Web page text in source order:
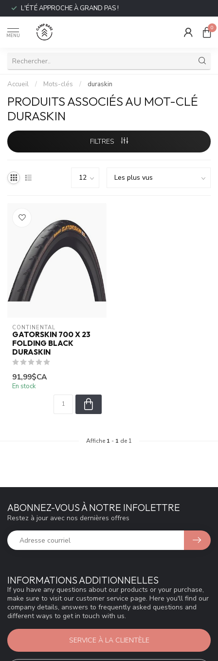
L'ÉTÉ APPROCHE À GRAND PAS !
MENU
0
Accueil / Mots-clés / duraskin
PRODUITS ASSOCIÉS AU MOT-CLÉ
DURASKIN
FILTRES
CONTINENTAL
GATORSKIN 700 X 23
FOLDING BLACK
DURASKIN
91,99$CA
En stock
Affiche 1 - 1 de 1
INFORMATIONS ADDITIONNELLES
If you have any questions about our products or your purchase,
make sure to visit our customer service page. Here you'll find our
company details, answers to frequently asked questions and
different ways to get in touch with us.
SERVICE À LA CLIENTÈLE
ABONNEZ-VOUS À NOTRE INFOLETTRE
Restez à jour avec nos dernières offres